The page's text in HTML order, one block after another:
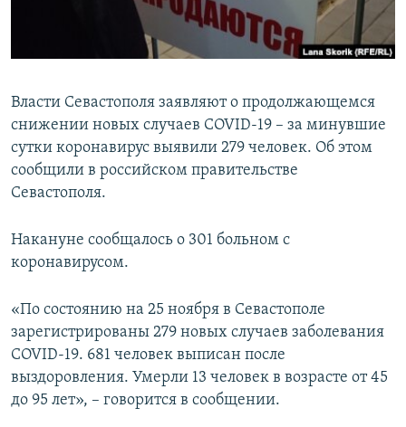
ПОБЕДИТЕЛЕЙ НЕ СУДЯТ?
КРЫМ.НЕПОКОРЕННЫЙ
Власти Севастополя заявляют о продолжающемся
снижении новых случаев COVID-19 – за минувшие
сутки коронавирус выявили 279 человек. Об этом
сообщили в российском правительстве
Севастополя.
Накануне сообщалось о 301 больном с
коронавирусом.
«По состоянию на 25 ноября в Севастополе
зарегистрированы 279 новых случаев заболевания
COVID-19. 681 человек выписан после
выздоровления. Умерли 13 человек в возрасте от 45
до 95 лет», – говорится в сообщении.